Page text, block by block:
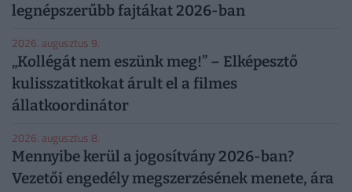
legnépszerűbb fajtákat 2026-ban
2026. augusztus 9.
„Kollégát nem eszünk meg!” – Elképesztő
kulisszatitkokat árult el a filmes
állatkoordinátor
2026. augusztus 8.
Mennyibe kerül a jogosítvány 2026-ban?
Vezetői engedély megszerzésének menete, ára